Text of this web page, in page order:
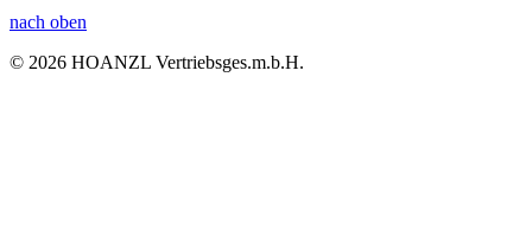
nach oben
© 2026 HOANZL Vertriebsges.m.b.H.